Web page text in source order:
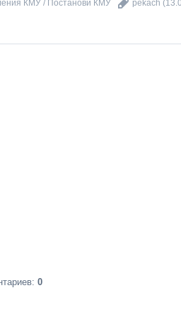
КМУ / Постанови КМУ pekach
: 0